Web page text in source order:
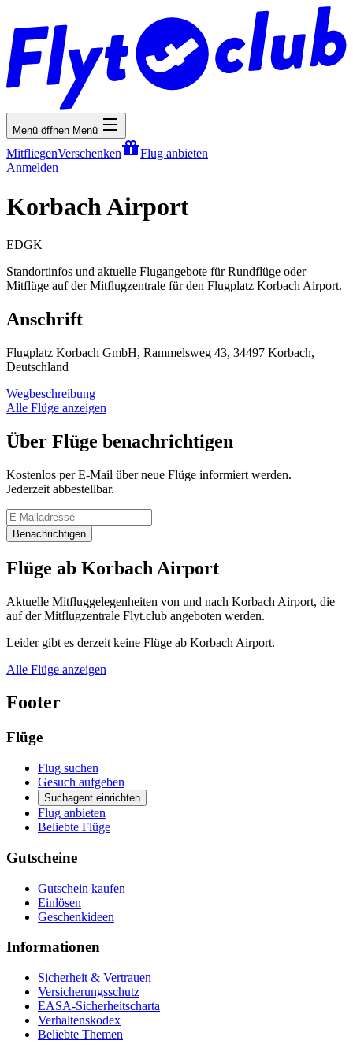
Menü öffnen Menü
MitfliegenVerschenken
Flug anbieten
Anmelden
Korbach Airport
EDGK
Standortinfos und aktuelle Flugangebote für Rundflüge oder
Mitflüge auf der Mitflugzentrale für den Flugplatz Korbach Airport.
Anschrift
Flugplatz Korbach GmbH, Rammelsweg 43, 34497 Korbach,
Deutschland
Wegbeschreibung
Alle Flüge anzeigen
Über Flüge benachrichtigen
Kostenlos per E-Mail über neue Flüge informiert werden.
Jederzeit abbestellbar.
Benachrichtigen
Flüge ab Korbach Airport
Aktuelle Mitfluggelegenheiten von und nach Korbach Airport, die
auf der Mitflugzentrale Flyt.club angeboten werden.
Leider gibt es derzeit keine Flüge ab Korbach Airport.
Alle Flüge anzeigen
Footer
Flüge
Flug suchen
Gesuch aufgeben
Suchagent einrichten
Flug anbieten
Beliebte Flüge
Gutscheine
Gutschein kaufen
Einlösen
Geschenkideen
Informationen
Sicherheit & Vertrauen
Versicherungsschutz
EASA-Sicherheitscharta
Verhaltenskodex
Beliebte Themen